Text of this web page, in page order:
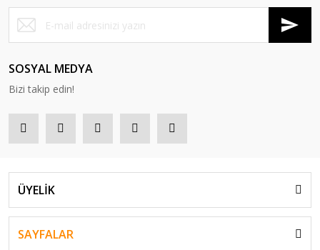
SOSYAL MEDYA
Bizi takip edin!
ÜYELİK
SAYFALAR